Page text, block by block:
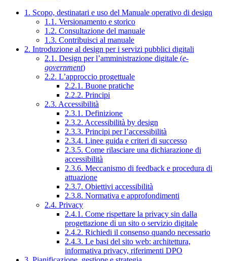
1. Scopo, destinatari e uso del Manuale operativo di design
1.1. Versionamento e storico
1.2. Consultazione del manuale
1.3. Contribuisci al manuale
2. Introduzione al design per i servizi pubblici digitali
2.1. Design per l’amministrazione digitale (e-
government)
2.2. L’approccio progettuale
2.2.1. Buone pratiche
2.2.2. Principi
2.3. Accessibilità
2.3.1. Definizione
2.3.2. Accessibilità by design
2.3.3. Principi per l’accessibilità
2.3.4. Linee guida e criteri di successo
2.3.5. Come rilasciare una dichiarazione di
accessibilità
2.3.6. Meccanismo di feedback e procedura di
attuazione
2.3.7. Obiettivi accessibilità
2.3.8. Normativa e approfondimenti
2.4. Privacy
2.4.1. Come rispettare la privacy sin dalla
progettazione di un sito o servizio digitale
2.4.2. Richiedi il consenso quando necessario
2.4.3. Le basi del sito web: architettura,
informativa privacy, riferimenti DPO